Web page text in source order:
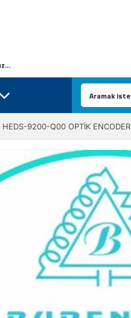
HEDS-9200-Q00 OPTİK ENCODER